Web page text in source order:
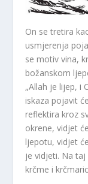
On se tretira
usmjerenja
se motiv vina,
božanskom
„Allah je lijep, i
iskaza pojavit
reflektira kroz
okrene, vidjet
ljepotu, vidjet
je vidjeti. Na
krčme i